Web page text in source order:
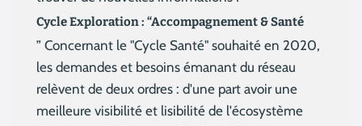
Cycle Exploration : “Accompagnement & Santé
” Concernant le "Cycle Santé" souhaité en 2020,
les demandes et besoins émanant du réseau
relèvent de deux ordres : d'une part avoir une
meilleure visibilité et lisibilité de l'écosystème